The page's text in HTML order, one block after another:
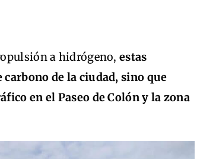
a hidrógeno,estas
de la ciudad, sino que
en el Paseo de Colón y la zona